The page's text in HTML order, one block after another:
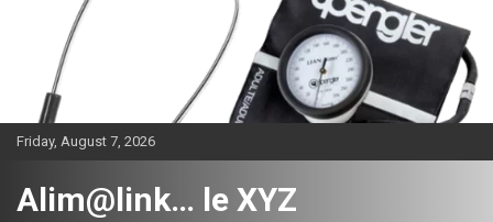
Friday, August 7, 2026
Alim@link… le XYZ